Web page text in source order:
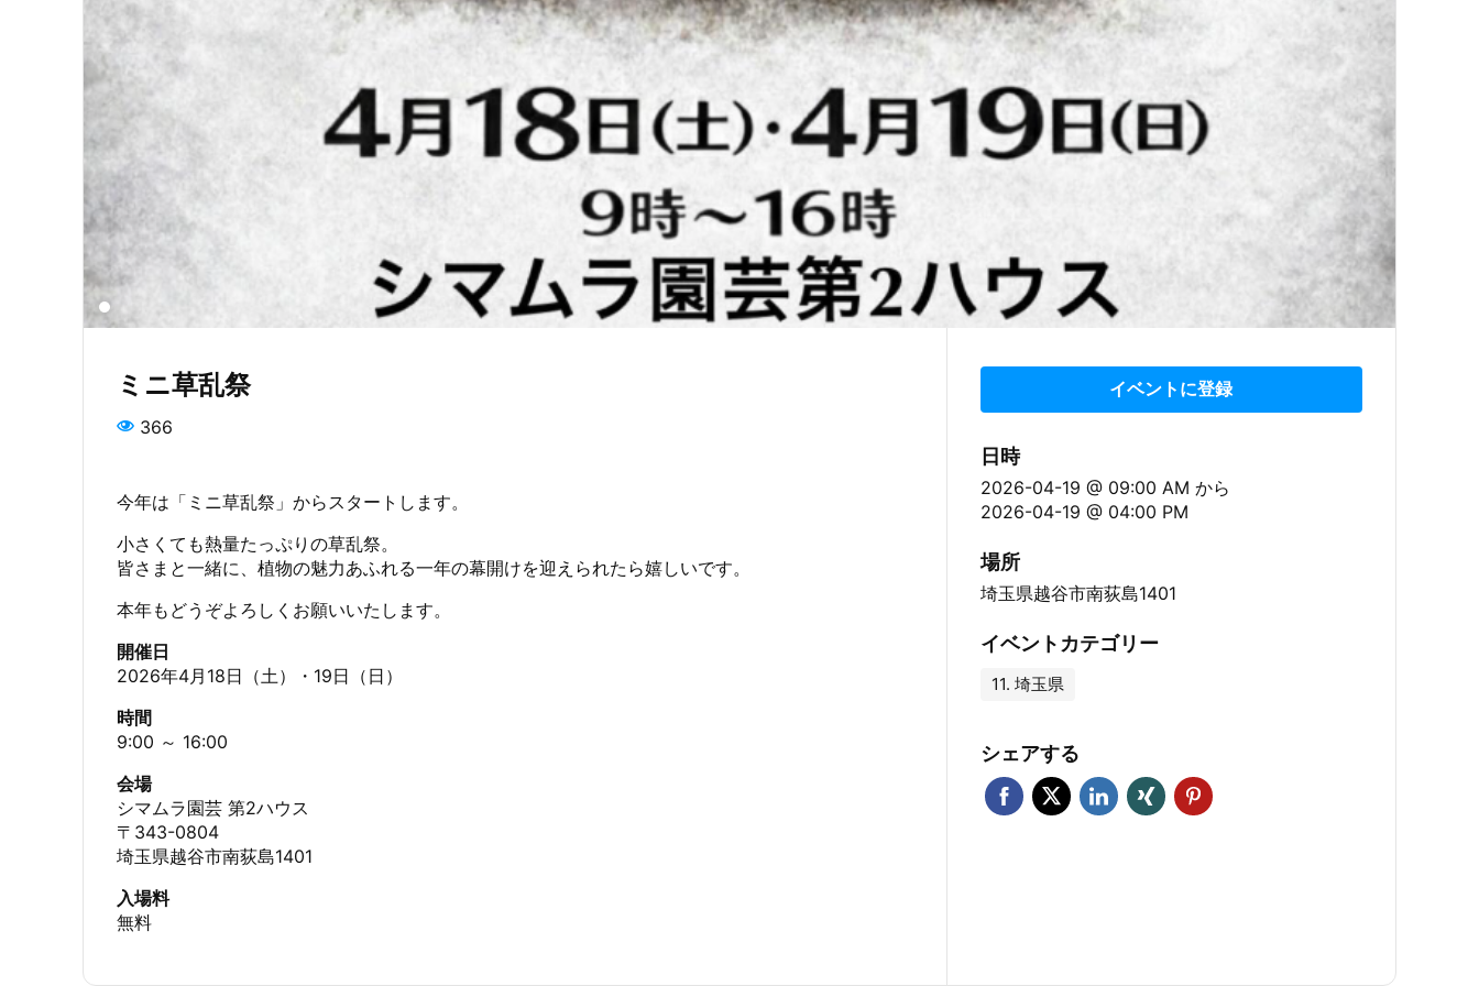
ミニ草乱祭
366
今年は「ミニ草乱祭」からスタートします。
小さくても熱量たっぷりの草乱祭。
皆さまと一緒に、植物の魅力あふれる一年の幕開けを迎えられたら嬉しいです。
本年もどうぞよろしくお願いいたします。
開催日
2026年4月18日（土）・19日（日）
時間
9:00 ～ 16:00
会場
シマムラ園芸 第2ハウス
〒343-0804
埼玉県越谷市南荻島1401
入場料
無料
イベントに登録
日時
2026-04-19 @ 09:00 AM から
2026-04-19 @ 04:00 PM
場所
埼玉県越谷市南荻島1401
イベントカテゴリー
11. 埼玉県
シェアする